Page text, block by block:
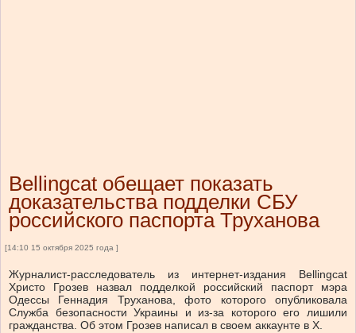
Bellingcat обещает показать
доказательства подделки СБУ
российского паспорта Труханова
[14:10 15 октября 2025 года ]
Журналист-расследователь из интернет-издания Bellingcat
Христо Грозев назвал подделкой российский паспорт мэра
Одессы Геннадия Труханова, фото которого опубликовала
Служба безопасности Украины и из-за которого его лишили
гражданства. Об этом Грозев написал в своем аккаунте в Х.